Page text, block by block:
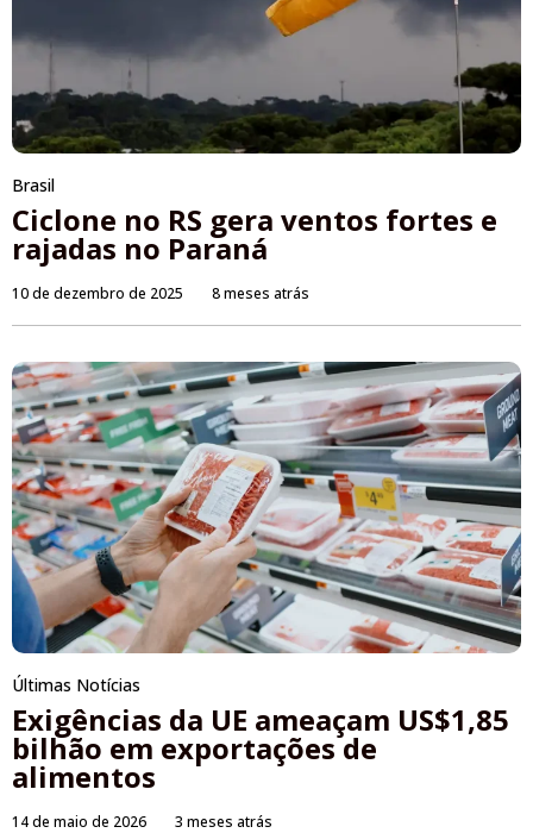
Brasil
Ciclone no RS gera ventos fortes e
rajadas no Paraná
10 de dezembro de 2025 8 meses atrás
Últimas Notícias
Exigências da UE ameaçam US$1,85
bilhão em exportações de
alimentos
14 de maio de 2026 3 meses atrás